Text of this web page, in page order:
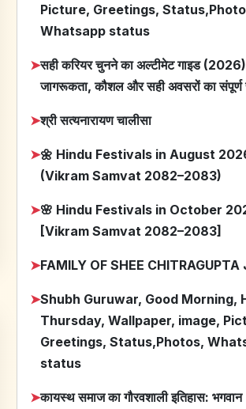
Picture, Greetings,
Whatsapp status
➤सही करियर चुनने का अल्टीमेट गाइड
जागरूकता, कौशल और सही अवसरों का संपूर्ण
➤श्री सत्यनारायण चालीसा
➤🌼 Hindu Festivals in August
(Vikram Samvat 2082–2083)
➤🌸 Hindu Festivals in October
[Vikram Samvat 2082–2083]
➤FAMILY OF SHEE CHITRAGUPTA
➤Shubh Guruwar, Good Morning,
Thursday, Wallpaper, image,
Greetings, Status,Photos,
status
➤कायस्थ समाज का गौरवशाली इतिहास: भगवान